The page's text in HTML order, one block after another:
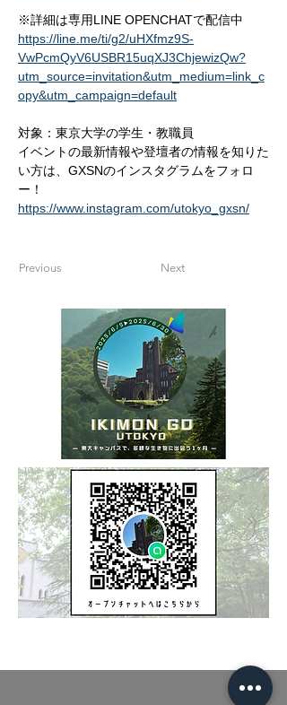
※詳細は専用LINE OPENCHATで配信中
https://line.me/ti/g2/uHXfmz9S-
VwPcmQyV6USBR15uqXJ3ChjewizQw?
utm_source=invitation&utm_medium=link_c
opy&utm_campaign=default
対象：東京大学の学生・教職員
イベントの最新情報や登壇者の情報を知りた
い方は、GXSNのインスタグラムをフォロ
ー！
https://www.instagram.com/utokyo_gxsn/
Previous Next